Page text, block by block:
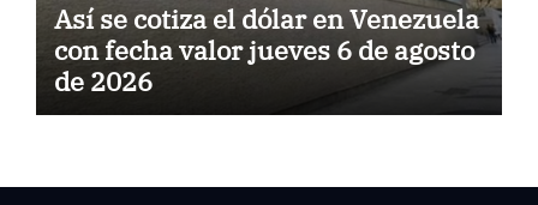
Así se cotiza el dólar en Venezuela
con fecha valor jueves 6 de agosto
de 2026